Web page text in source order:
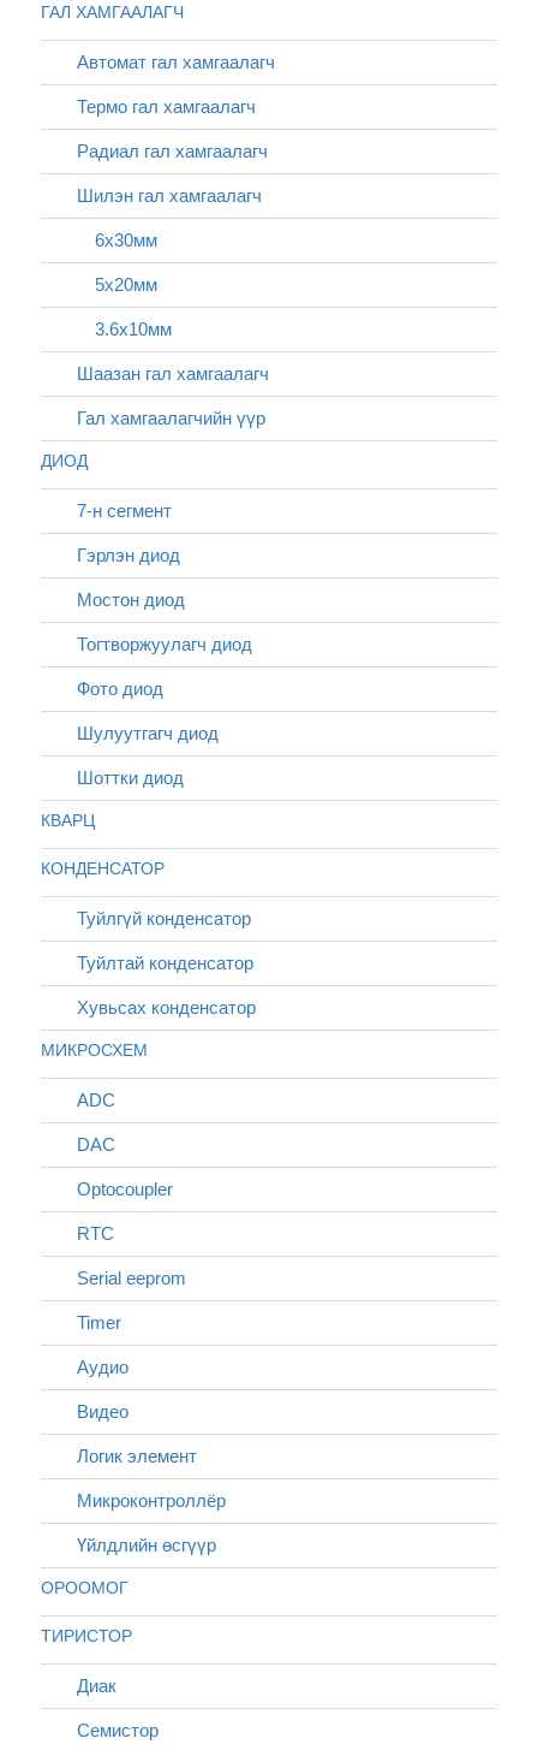
ГАЛ ХАМГААЛАГЧ
Автомат гал хамгаалагч
Термо гал хамгаалагч
Радиал гал хамгаалагч
Шилэн гал хамгаалагч
6х30мм
5х20мм
3.6x10мм
Шаазан гал хамгаалагч
Гал хамгаалагчийн үүр
ДИОД
7-н сегмент
Гэрлэн диод
Мостон диод
Тогтворжуулагч диод
Фото диод
Шулуутгагч диод
Шоттки диод
КВАРЦ
КОНДЕНСАТОР
Туйлгүй конденсатор
Туйлтай конденсатор
Хувьсах конденсатор
МИКРОСХЕМ
ADC
DAC
Optocoupler
RTC
Serial eeprom
Timer
Аудио
Видео
Логик элемент
Микроконтроллёр
Үйлдлийн өсгүүр
ОРООМОГ
ТИРИСТОР
Диак
Cемистор